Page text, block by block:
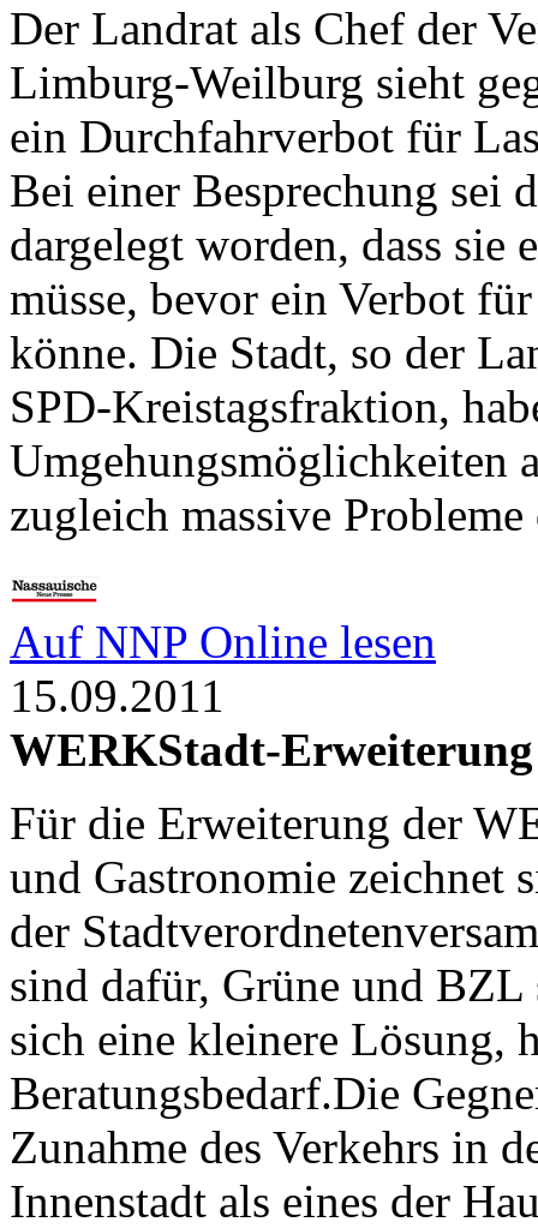
Der Landrat als Chef der
Limburg-Weilburg sieht
ein Durchfahrverbot für
Bei einer Besprechung sei
dargelegt worden, dass sie
müsse, bevor ein Verbot
könne. Die Stadt, so der
SPD-Kreistagsfraktion,
Umgehungsmöglichkeiten
zugleich massive
Auf NNP Online lesen
15.09.2011
WERKStadt-
Für die Erweiterung der
und Gastronomie zeichnet
der
sind dafür, Grüne und BZL
sich eine kleinere Lösung,
Beratungsbedarf.Die
Zunahme des Verkehrs in
Innenstadt als eines der